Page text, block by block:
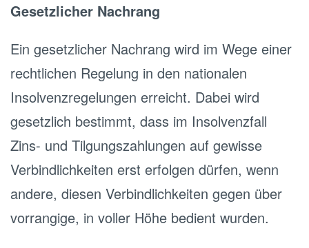
Gesetzlicher Nachrang
Ein gesetzlicher Nachrang wird im Wege einer
rechtlichen Regelung in den nationalen
Insolvenzregelungen erreicht. Dabei wird
gesetzlich bestimmt, dass im Insolvenzfall
Zins- und Tilgungszahlungen auf gewisse
Verbindlichkeiten erst erfolgen dürfen, wenn
andere, diesen Verbindlichkeiten gegen über
vorrangige, in voller Höhe bedient wurden.